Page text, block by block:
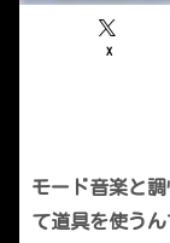
X
モード音楽と
て道具を使う